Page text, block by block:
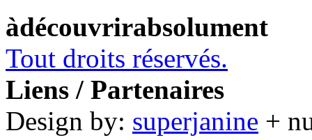
àdécouvrirabsolument
Tout droits réservés.
Liens / Partenaires
Design by: superjanine +